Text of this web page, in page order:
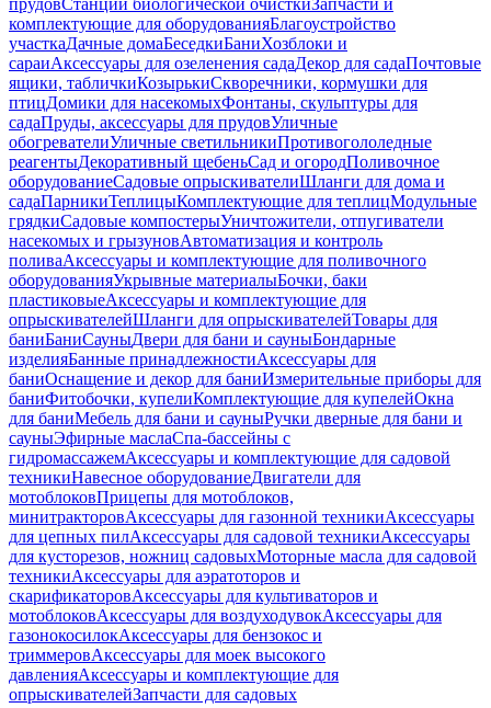
прудовСтанции биологической очисткиЗапчасти и
комплектующие для оборудованияБлагоустройство
участкаДачные домаБеседкиБаниХозблоки и
сараиАксессуары для озеленения садаДекор для садаПочтовые
ящики, табличкиКозырькиСкворечники, кормушки для
птицДомики для насекомыхФонтаны, скульптуры для
садаПруды, аксессуары для прудовУличные
обогревателиУличные светильникиПротивогололедные
реагентыДекоративный щебеньСад и огородПоливочное
оборудованиеСадовые опрыскивателиШланги для дома и
садаПарникиТеплицыКомплектующие для теплицМодульные
грядкиСадовые компостерыУничтожители, отпугиватели
насекомых и грызуновАвтоматизация и контроль
поливаАксессуары и комплектующие для поливочного
оборудованияУкрывные материалыБочки, баки
пластиковыеАксессуары и комплектующие для
опрыскивателейШланги для опрыскивателейТовары для
баниБаниСауныДвери для бани и сауныБондарные
изделияБанные принадлежностиАксессуары для
баниОснащение и декор для баниИзмерительные приборы для
баниФитобочки, купелиКомплектующие для купелейОкна
для баниМебель для бани и сауныРучки дверные для бани и
сауныЭфирные маслаСпа-бассейны с
гидромассажемАксессуары и комплектующие для садовой
техникиНавесное оборудованиеДвигатели для
мотоблоковПрицепы для мотоблоков,
минитракторовАксессуары для газонной техникиАксессуары
для цепных пилАксессуары для садовой техникиАксессуары
для кусторезов, ножниц садовыхМоторные масла для садовой
техникиАксессуары для аэратоторов и
скарификаторовАксессуары для культиваторов и
мотоблоковАксессуары для воздуходувокАксессуары для
газонокосилокАксессуары для бензокос и
триммеровАксессуары для моек высокого
давленияАксессуары и комплектующие для
опрыскивателейЗапчасти для садовых